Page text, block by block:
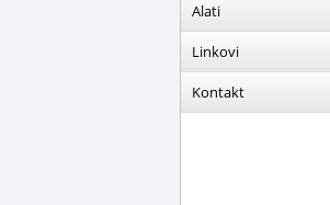
Alati
Linkovi
Kontakt